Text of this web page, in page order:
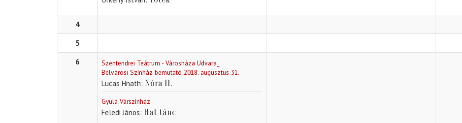
4
5
6
Szentendrei Teátrum - Városháza Udvara_
Belvárosi Színház bemutató 2018. augusztus 31.
Lucas Hnath Nóra II.
Gyula Várszínház
Feledi János Hat tánc